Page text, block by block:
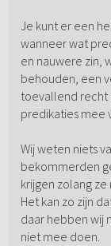
Je kunt er een
wanneer wat
en nauwere zin,
behouden, een
toevallend recht
predikaties mee
Wij weten niets
bekommerden
krijgen zolang ze
Het kan zo zijn
daar hebben wij
niet mee doen.